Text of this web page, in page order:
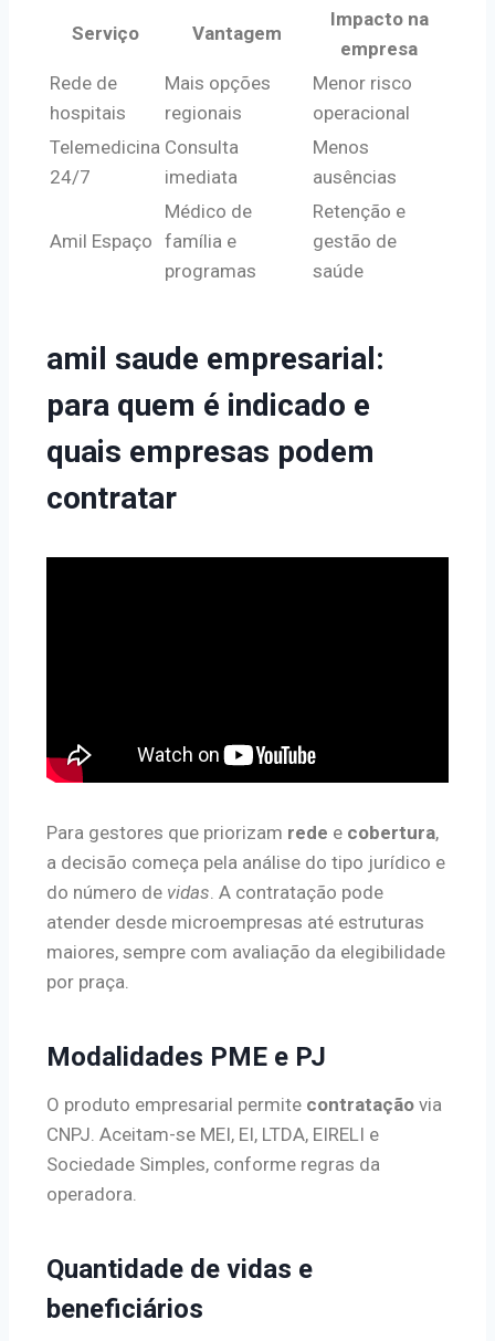
Serviço Vantagem
Impacto na
empresa
Rede de
hospitais
Mais opções
regionais
Menor risco
operacional
Telemedicina
24/7
Consulta
imediata
Menos
ausências
Amil Espaço
Médico de
família e
programas
Retenção e
gestão de
saúde
amil saude empresarial:
para quem é indicado e
quais empresas podem
contratar
Para gestores que priorizam rede e cobertura,
a decisão começa pela análise do tipo jurídico e
do número de vidas. A contratação pode
atender desde microempresas até estruturas
maiores, sempre com avaliação da elegibilidade
por praça.
Modalidades PME e PJ
O produto empresarial permite contratação via
CNPJ. Aceitam-se MEI, EI, LTDA, EIRELI e
Sociedade Simples, conforme regras da
operadora.
Quantidade de vidas e
beneficiários